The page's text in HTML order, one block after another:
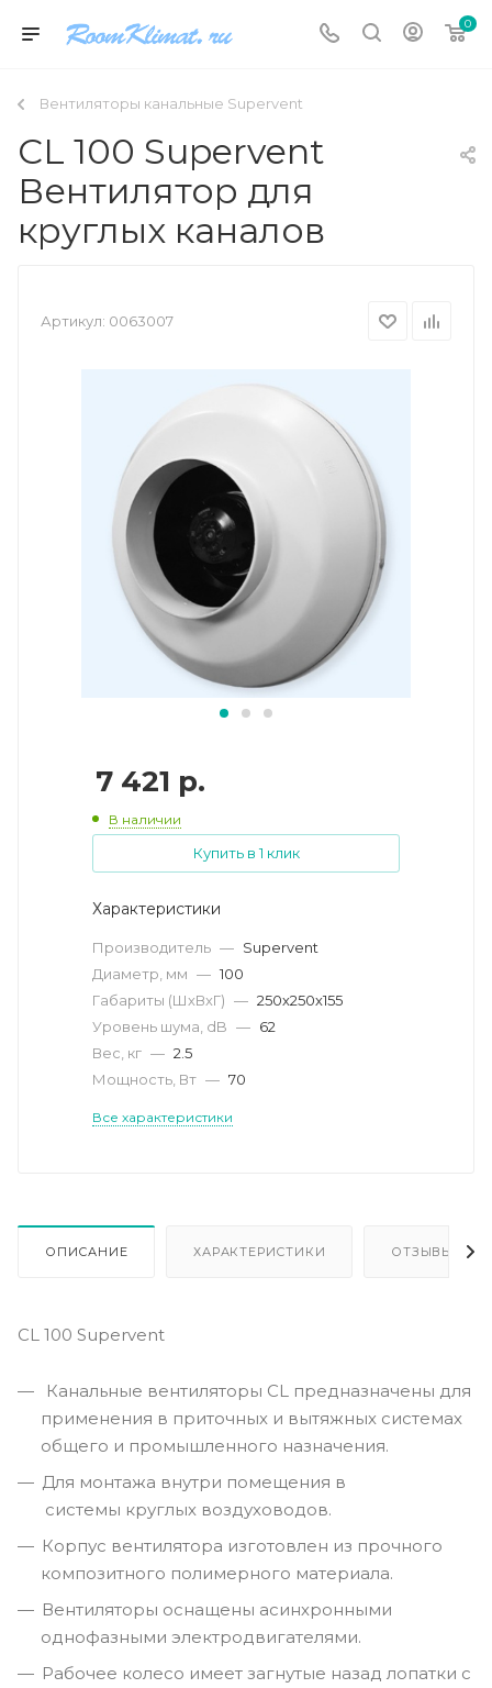
0
Вентиляторы канальные Supervent
CL 100 Supervent
Вентилятор для
круглых каналов
Артикул: 0063007
7 421 р.
В наличии
Купить в 1 клик
Характеристики
Производитель — Supervent
Диаметр, мм — 100
Габариты (ШхВхГ) — 250х250х155
Уровень шума, dB — 62
Вес, кг — 2.5
Мощность, Вт — 70
Все характеристики
ОПИСАНИЕ ХАРАКТЕРИСТИКИ ОТЗЫВЫ
CL 100 Supervent
Канальные вентиляторы CL предназначены для
применения в приточных и вытяжных системах
общего и промышленного назначения.
Для монтажа внутри помещения в
системы круглых воздуховодов.
Корпус вентилятора изготовлен из прочного
композитного полимерного материала.
Вентиляторы оснащены асинхронными
однофазными электродвигателями.
Рабочее колесо имеет загнутые назад лопатки с